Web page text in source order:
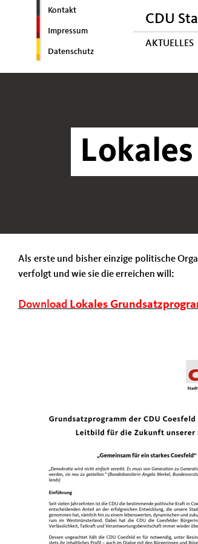
Kontakt
Impressum
Datenschutz
CDU
AKTUELLES
Als erste und bisher einzige politische
verfolgt und wie sie die erreichen will :
Download Lokales